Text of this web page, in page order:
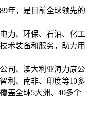
年，是目前全球领先的
力、环保、石油、化工
术装备和服务，助力用
司、澳大利亚海力康公
利、南非、印度等10多
盖全球5大洲、40多个